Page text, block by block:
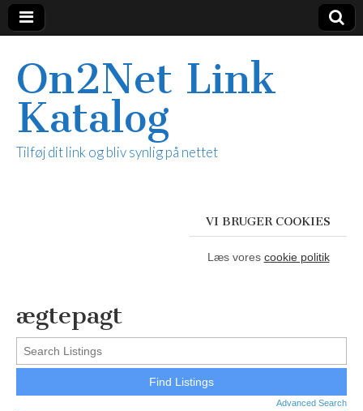
On2Net Link
Katalog
Tilføj dit link og bliv synlig på nettet
VI BRUGER COOKIES
Læs vores cookie politik
ægtepagt
Advanced Search